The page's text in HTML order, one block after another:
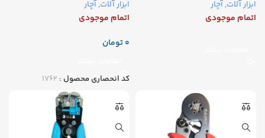
ابزار آلات,آچار
اتمام موجودی
ابزار آلات,آچار
اتمام موجودی
تومان
کد انحصاری محصول : ۱۷۶۲